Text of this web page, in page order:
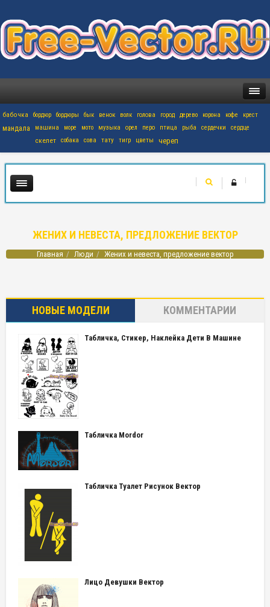
бабочка бордюр бордюры бык венок волк голова город дерево корона кофе крест
мандала машина море мото музыка орел перо птица рыба сердечки сердце
скелет собака сова тату тигр цветы череп
ЖЕНИХ И НЕВЕСТА, ПРЕДЛОЖЕНИЕ ВЕКТОР
Главная Люди Жених и невеста, предложение вектор
НОВЫЕ МОДЕЛИ КОММЕНТАРИИ
Табличка, Стикер, Наклейка Дети В Машине
Табличка Mordor
Табличка Туалет Рисунок Вектор
Лицо Девушки Вектор